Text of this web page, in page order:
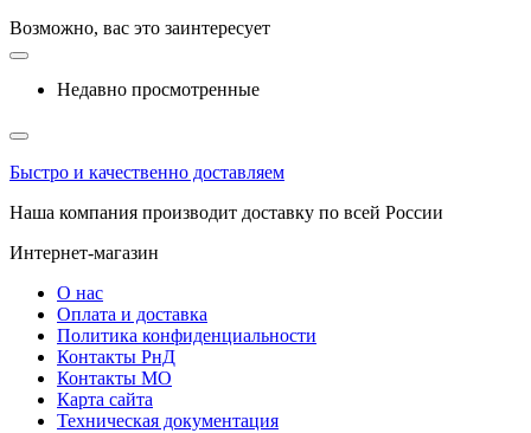
Возможно, вас это заинтересует
Недавно просмотренные
Быстро и качественно доставляем
Наша компания производит доставку по всей России
Интернет-магазин
О нас
Оплата и доставка
Политика конфиденциальности
Контакты РнД
Контакты МО
Карта сайта
Техническая документация